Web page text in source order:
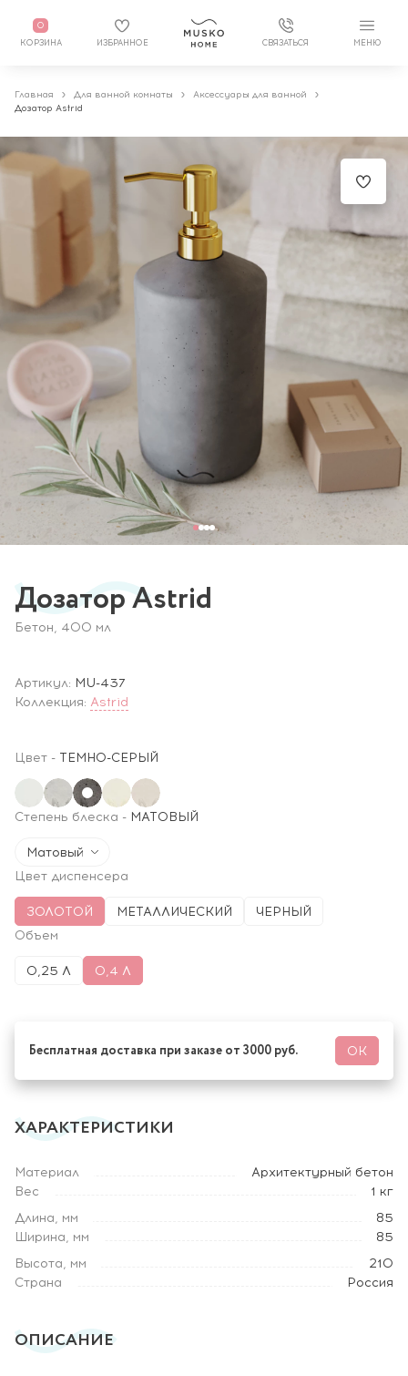
0
КОРЗИНА ИЗБРАННОЕ СВЯЗАТЬСЯ МЕНЮ
Главная Для ванной комнаты
Аксессуары для ванной
Дозатор Astrid
Дозатор Astrid
Бетон, 400 мл
Артикул: MU-437
Коллекция: Astrid
Цвет - ТЕМНО-СЕРЫЙ
Степень блеска - МАТОВЫЙ
Матовый
Цвет диспенсера
ЗОЛОТОЙ МЕТАЛЛИЧЕСКИЙ
ЧЕРНЫЙ
Объем
0,25 Л 0,4 Л
Бесплатная доставка при заказе от 3000 руб. ОК
ХАРАКТЕРИСТИКИ
Материал
Архитектурный бетон
Вес
1 кг
Длина, мм
85
Ширина, мм
85
Высота, мм
210
Страна
Россия
ОПИСАНИЕ